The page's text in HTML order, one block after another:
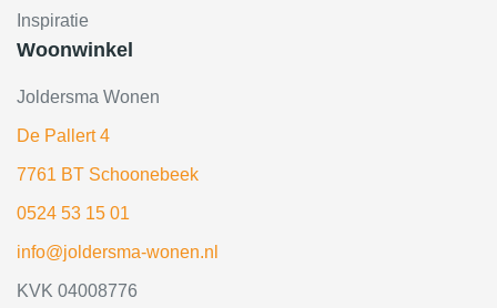
Inspiratie
Woonwinkel
Joldersma Wonen
De Pallert 4
7761 BT Schoonebeek
0524 53 15 01
info@joldersma-wonen.nl
KVK 04008776